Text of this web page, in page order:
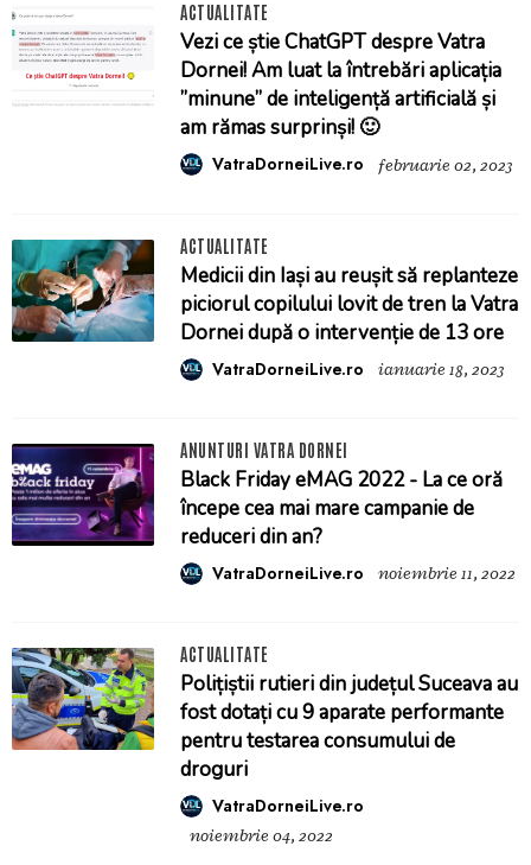
ACTUALITATE
Vezi ce știe ChatGPT despre Vatra
Dornei! Am luat la întrebări aplicația
”minune” de inteligență artificială și
am rămas surprinși! 🙂
VatraDorneiLive.ro februarie 02, 2023
ACTUALITATE
Medicii din Iași au reușit să replanteze
piciorul copilului lovit de tren la Vatra
Dornei după o intervenție de 13 ore
VatraDorneiLive.ro ianuarie 18, 2023
ANUNTURI VATRA DORNEI
Black Friday eMAG 2022 - La ce oră
începe cea mai mare campanie de
reduceri din an?
VatraDorneiLive.ro noiembrie 11, 2022
ACTUALITATE
Polițiștii rutieri din județul Suceava au
fost dotați cu 9 aparate performante
pentru testarea consumului de
droguri
VatraDorneiLive.ro
noiembrie 04, 2022